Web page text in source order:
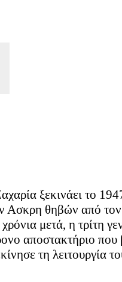
ξεκινάει το
Ασκρη θηβών από
μετά, η τρίτη
αποστακτήριο που
τη λειτουργία